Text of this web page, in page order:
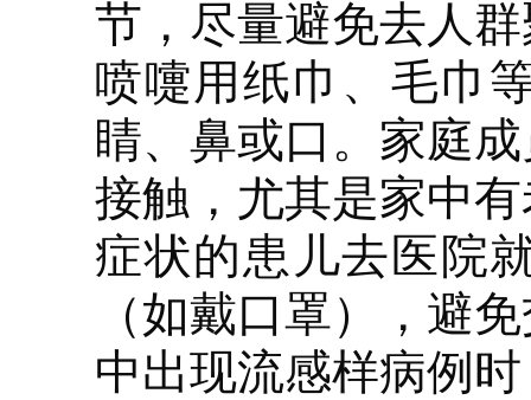
节，尽量避免去人
喷嚏用纸巾、毛巾
睛、鼻或口。家庭
接触，尤其是家中
症状的患儿去医院
（如戴口罩），避
中出现流感样病例